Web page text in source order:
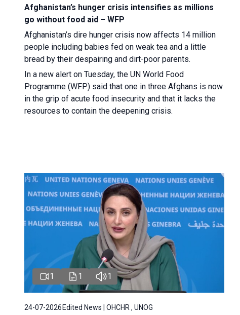
Afghanistan’s hunger crisis intensifies as millions
go without food aid – WFP
Afghanistan’s dire hunger crisis now affects 14 million
people including babies fed on weak tea and a little
bread by their despairing and dirt-poor parents.
In a new alert on Tuesday, the UN World Food
Programme (WFP) said that one in three Afghans is now
in the grip of acute food insecurity and that it lacks the
resources to contain the deepening crisis.
1 1 1
24-07-2026 Edited News | OHCHR , UNOG